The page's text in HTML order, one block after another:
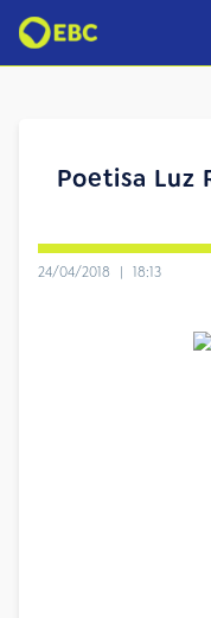
Poetisa Luz
24/04/2018 | 18:13